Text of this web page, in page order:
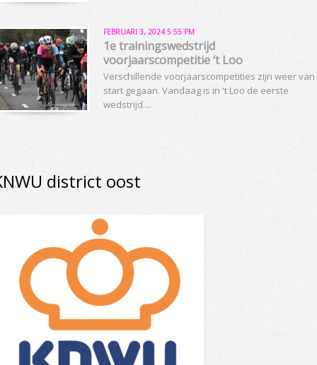
FEBRUARI 3, 2024 5:55 PM
1e trainingswedstrijd
voorjaarscompetitie ‘t Loo
Verschillende voorjaarscompetities zijn weer van
start gegaan. Vandaag is in 't Loo de eerste
wedstrijd…
district oost